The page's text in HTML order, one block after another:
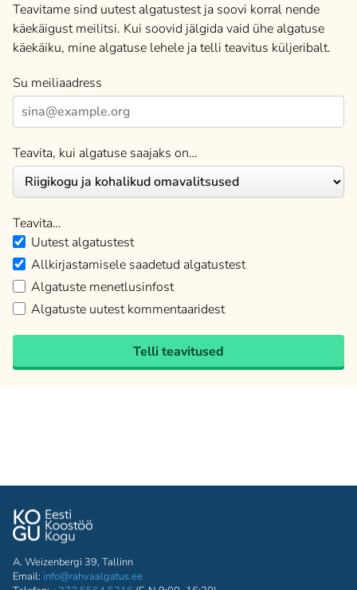
Teavitame sind uutest algatustest ja soovi korral nende
käekäigust meilitsi. Kui soovid jälgida vaid ühe algatuse
käekäiku, mine algatuse lehele ja telli teavitus küljeribalt.
Su meiliaadress
Teavita, kui algatuse saajaks on…
Teavita…
Uutest algatustest
Allkirjastamisele saadetud algatustest
Algatuste menetlusinfost
Algatuste uutest kommentaaridest
Telli teavitused
A. Weizenbergi 39, Tallinn
Email: info@rahvaalgatus.ee